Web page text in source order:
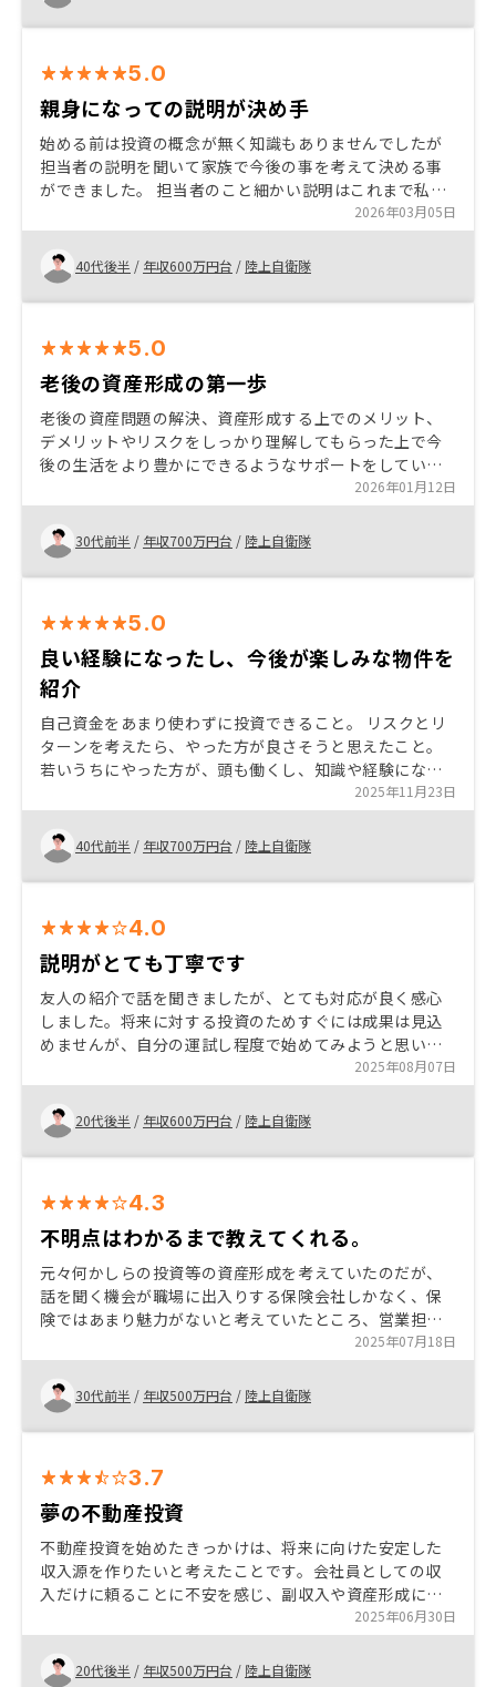
5.0
親身になっての説明が決め手
始める前は投資の概念が無く知識もありませんでしたが
担当者の説明を聞いて家族で今後の事を考えて決める事
ができました。 担当者のこと細かい説明はこれまで私た
ち夫婦が話した事のない未知の世界でしたが不動産投資
のメリットや今後どうしたら良いのかなどわかりやすい
説明で安心しました。
2026年03月05日
40代後半 / 年収600万円台 / 陸上自衛隊
5.0
老後の資産形成の第一歩
老後の資産問題の解決、資産形成する上でのメリット、
デメリットやリスクをしっかり理解してもらった上で今
後の生活をより豊かにできるようなサポートをしていき
たい。 また、不動産投資は税金対策として大きい力にな
りえるものなので是非とも勧めたい。
2026年01月12日
30代前半 / 年収700万円台 / 陸上自衛隊
5.0
良い経験になったし、今後が楽しみな物件を
紹介
自己資金をあまり使わずに投資できること。 リスクとリ
ターンを考えたら、やった方が良さそうと思えたこと。
若いうちにやった方が、頭も働くし、知識や経験になる
し、お金にも働いてもらえる。 リスク分散や相続対策に
もなる。
2025年11月23日
40代前半 / 年収700万円台 / 陸上自衛隊
4.0
説明がとても丁寧です
友人の紹介で話を聞きましたが、とても対応が良く感心
しました。将来に対する投資のためすぐには成果は見込
めませんが、自分の運試し程度で始めてみようと思いま
した。 勉強にはちょうど良いかなと思い始めたのも事実
ですが、満足してます。
2025年08月07日
20代後半 / 年収600万円台 / 陸上自衛隊
4.3
不明点はわかるまで教えてくれる。
元々何かしらの投資等の資産形成を考えていたのだが、
話を聞く機会が職場に出入りする保険会社しかなく、保
険ではあまり魅力がないと考えていたところ、営業担当
者が既知であったので話を開くことになった。初期費用
はかかるものの、リスクや将来を考えたところ、やらな
い手はないとなった。
2025年07月18日
30代前半 / 年収500万円台 / 陸上自衛隊
3.7
夢の不動産投資
不動産投資を始めたきっかけは、将来に向けた安定した
収入源を作りたいと考えたことです。会社員としての収
入だけに頼ることに不安を感じ、副収入や資産形成に興
味を持ちました。数ある不動産会社の中でRENOSYを選
んだ理由は、ITを活用した効率的な物件管理や、投資初
心者にも分かりやすいサポート体制があったからです。
2025年06月30日
20代後半 / 年収500万円台 / 陸上自衛隊